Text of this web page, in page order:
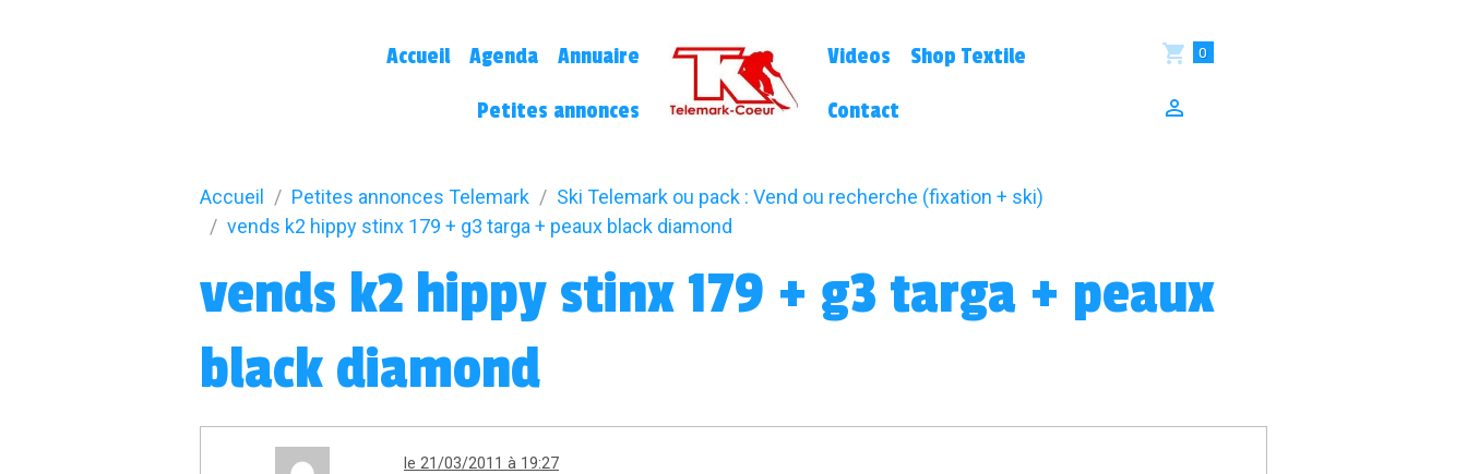
Accueil Agenda Annuaire
Petites annonces
Videos Shop Textile
Contact
0
Accueil Petites annonces Telemark
Ski Telemark ou pack : Vend ou recherche (fixation + ski)
vends k2 hippy stinx 179 + g3 targa + peaux black diamond
vends k2 hippy stinx 179 + g3 targa + peaux
black diamond
le 21/03/2011 à 19:27